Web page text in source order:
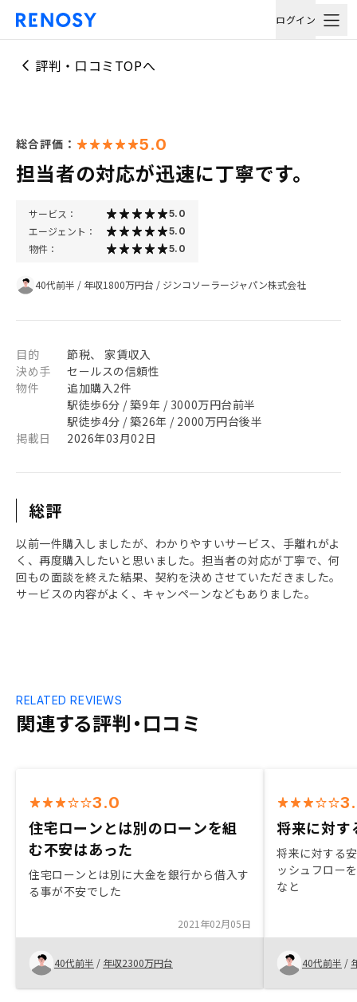
ログイン
評判・口コミTOPへ
総合評価： 5.0
担当者の対応が迅速に丁寧です。
サービス： 5.0
エージェント： 5.0
物件： 5.0
40代前半 / 年収1800万円台 / ジンコソーラージャパン株式会社
目的
節税、 家賃収入
決め手
セールスの信頼性
物件
追加購入2件
駅徒歩6分 / 築9年 / 3000万円台前半
駅徒歩4分 / 築26年 / 2000万円台後半
掲載日
2026年03月02日
総評
以前一件購入しましたが、わかりやすいサービス、手離れがよ
く、再度購入したいと思いました。担当者の対応が丁寧で、何
回もの面談を終えた結果、契約を決めさせていただきました。
サービスの内容がよく、キャンペーンなどもありました。
関連する評判・口コミ
RELATED REVIEWS
3.0
住宅ローンとは別のローンを組
む不安はあった
住宅ローンとは別に大金を銀行から借入す
る事が不安でした
2021年02月05日
40代前半 / 年収2300万円台
将来に対す
将来に対する
ッシュフロー
なと
40代前半 /